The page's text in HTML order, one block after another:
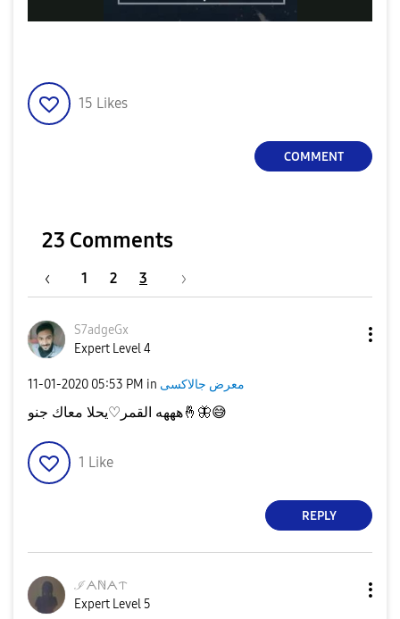
i
15 Likes
COMMENT
23 Comments
1 2 3
S7adgeGx
Expert Level 4
‎11-01-2020 05:53 PM in معرض جالاكسى
هههه القمر♡يحلا معاك جنو🤞 🦋😅
1 Like
REPLY
ℐᗅℕᗅᝨ
Expert Level 5